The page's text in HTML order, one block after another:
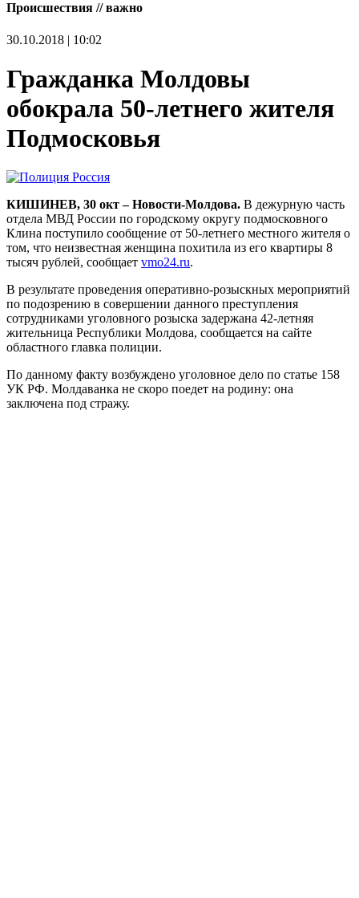
Происшествия // важно
30.10.2018 | 10:02
Гражданка Молдовы
обокрала 50-летнего жителя
Подмосковья
КИШИНЕВ, 30 окт – Новости-Молдова. В дежурную часть
отдела МВД России по городскому округу подмосковного
Клина поступило сообщение от 50-летнего местного жителя о
том, что неизвестная женщина похитила из его квартиры 8
тысяч рублей, сообщает vmo24.ru.
В результате проведения оперативно-розыскных мероприятий
по подозрению в совершении данного преступления
сотрудниками уголовного розыска задержана 42-летняя
жительница Республики Молдова, сообщается на сайте
областного главка полиции.
По данному факту возбуждено уголовное дело по статье 158
УК РФ. Молдаванка не скоро поедет на родину: она
заключена под стражу.